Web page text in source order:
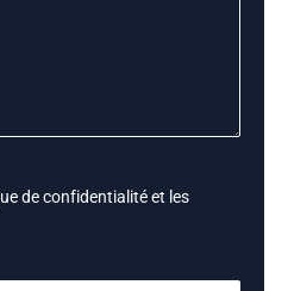
de confidentialitéet les